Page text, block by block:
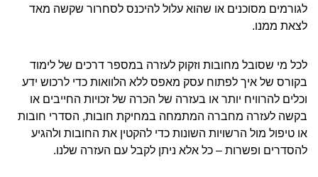
לגורמים מסוכנים או שהוא עלול להיכנס לסחרור שקשה מאד
לצאת ממנו.
לכל מי שסובל מחובות וזקוק לעזרה במספר דרכים של לימוד
בקורס של איך לפתוח עסק מאפס ללא הלוואות כדי לרכוש ידע
וכלים להרוויח יותר או בעזרה של הכרה של זכויות החייבים או
בקשה לעזרה מחברה המתמחה במחיקת חובות, הסדרי חובות
או טיפול מול הרשויות השונות כדי להקטין את החובות ולהגיע
להסדרים ופשרות – כל אלא ניתן לקבל עם העזרה שלנו.